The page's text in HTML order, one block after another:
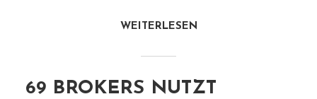
WEITERLESEN
69 BROKERS NUTZT